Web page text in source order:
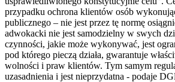
przypadku ochrona klientów osób
publicznego – nie jest przez tę normę
adwokacki nie jest samodzielny w swych
czynności, jakie może wykonywać, jest
pod którego pieczą działa, gwarantuje
wolności i praw klientów. Tym samym
uzasadnienia i jest nieprzydatna - podaje